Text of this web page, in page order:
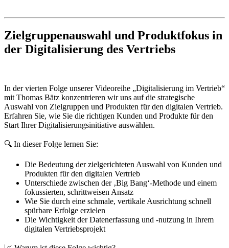
Zielgruppenauswahl und Produktfokus in
der Digitalisierung des Vertriebs
In der vierten Folge unserer Videoreihe „Digitalisierung im Vertrieb“
mit Thomas Bätz konzentrieren wir uns auf die strategische
Auswahl von Zielgruppen und Produkten für den digitalen Vertrieb.
Erfahren Sie, wie Sie die richtigen Kunden und Produkte für den
Start Ihrer Digitalisierungsinitiative auswählen.
🔍 In dieser Folge lernen Sie:
Die Bedeutung der zielgerichteten Auswahl von Kunden und
Produkten für den digitalen Vertrieb
Unterschiede zwischen der ‚Big Bang‘-Methode und einem
fokussierten, schrittweisen Ansatz
Wie Sie durch eine schmale, vertikale Ausrichtung schnell
spürbare Erfolge erzielen
Die Wichtigkeit der Datenerfassung und -nutzung in Ihrem
digitalen Vertriebsprojekt